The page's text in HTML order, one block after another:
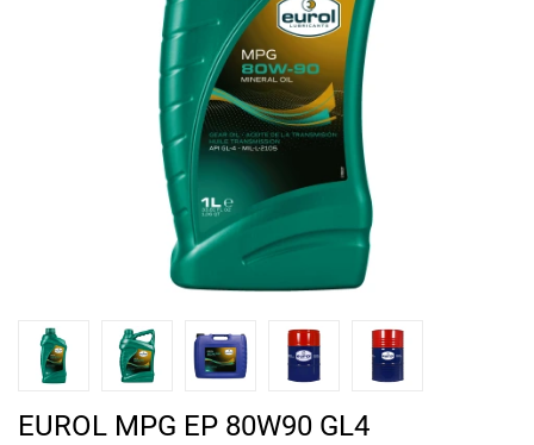
EUROL MPG EP 80W90 GL4